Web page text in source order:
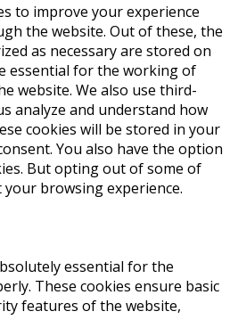
to improve your experience
the website. Out of these, the
as necessary are stored on
essential for the working of
website. We also use third-
analyze and understand how
cookies will be stored in your
You also have the option
But opting out of some of
browsing experience.
essential for the
These cookies ensure basic
features of the website,